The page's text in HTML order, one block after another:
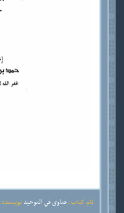
نام کتاب :فتاوى في التوحيدنویسنده :